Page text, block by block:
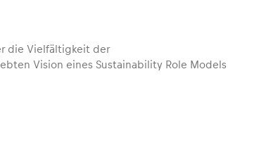
die Vielfältigkeit der
Vision eines Sustainability Role Models